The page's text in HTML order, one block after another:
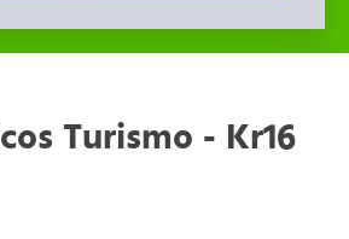
Turismo - Kr16